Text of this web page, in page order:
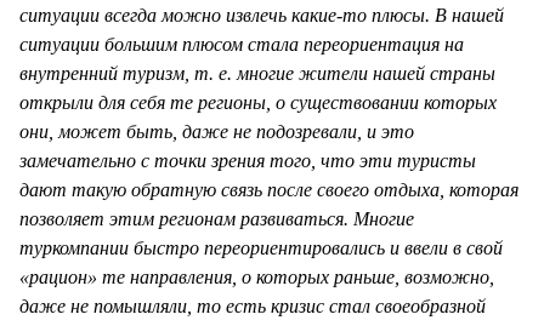
ситуации всегда можно извлечь какие-то плюсы. В нашей
ситуации большим плюсом стала переориентация на
внутренний туризм, т. е. многие жители нашей страны
открыли для себя те регионы, о существовании которых
они, может быть, даже не подозревали, и это
замечательно с точки зрения того, что эти туристы
дают такую обратную связь после своего отдыха, которая
позволяет этим регионам развиваться. Многие
туркомпании быстро переориентировались и ввели в свой
«рацион» те направления, о которых раньше, возможно,
даже не помышляли, то есть кризис стал своеобразной